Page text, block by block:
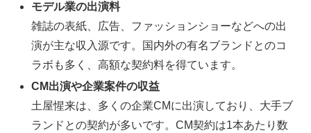
モデル業の出演料
雑誌の表紙、広告、ファッションショーなどへの出
演が主な収入源です。国内外の有名ブランドとのコ
ラボも多く、高額な契約料を得ています。
CM出演や企業案件の収益
土屋惺来は、多くの企業CMに出演しており、大手ブ
ランドとの契約が多いです。CM契約は1本あたり数